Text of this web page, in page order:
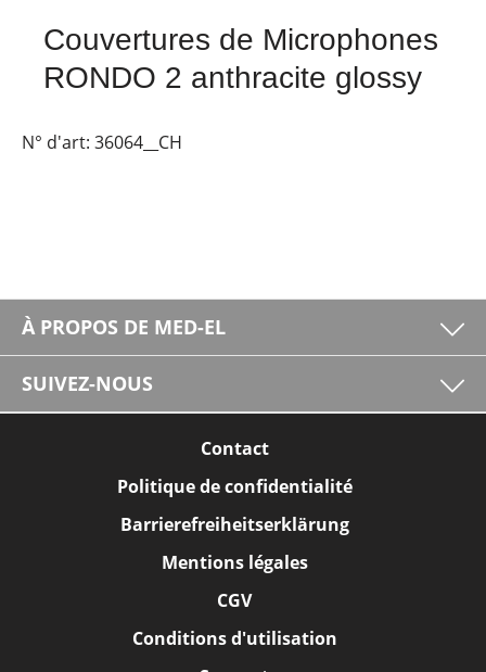
Couvertures de Microphones
RONDO 2 anthracite glossy
N° d'art: 36064__CH
À PROPOS DE MED-EL
SUIVEZ-NOUS
Contact
Politique de confidentialité
Barrierefreiheitserklärung
Mentions légales
CGV
Conditions d'utilisation